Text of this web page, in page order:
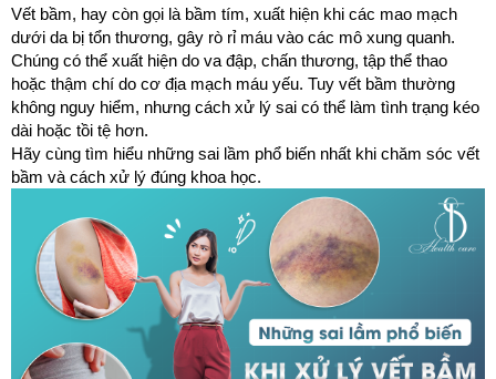
Vết bầm, hay còn gọi là bầm tím, xuất hiện khi các mao mạch
dưới da bị tổn thương, gây rò rỉ máu vào các mô xung quanh.
Chúng có thể xuất hiện do va đập, chấn thương, tập thể thao
hoặc thậm chí do cơ địa mạch máu yếu. Tuy vết bầm thường
không nguy hiểm, nhưng cách xử lý sai có thể làm tình trạng kéo
dài hoặc tồi tệ hơn.
Hãy cùng tìm hiểu những sai lầm phổ biến nhất khi chăm sóc vết
bầm và cách xử lý đúng khoa học.